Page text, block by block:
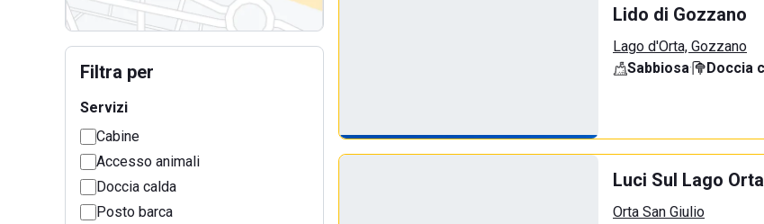
Filtra per
Servizi
Cabine
Accesso animali
Doccia calda
Posto barca
Lido di Gozzano
Lago d'Orta, Gozzano
Sabbiosa· Doccia
Luci Sul Lago Orta
Orta San Giulio